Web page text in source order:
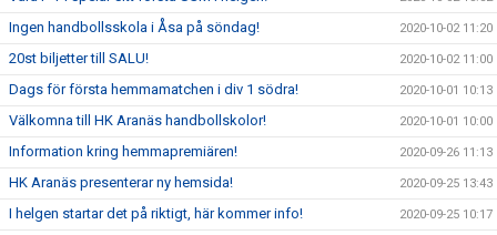
Ingen handbollsskola i Åsa på söndag! 2020-10-02 11:20
20st biljetter till SALU! 2020-10-02 11:00
Dags för första hemmamatchen i div 1 södra! 2020-10-01 10:13
Välkomna till HK Aranäs handbollskolor! 2020-10-01 10:00
Information kring hemmapremiären! 2020-09-26 11:13
HK Aranäs presenterar ny hemsida! 2020-09-25 13:43
I helgen startar det på riktigt, här kommer info! 2020-09-25 10:17